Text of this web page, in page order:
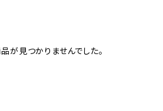
が見つかりませんでした。